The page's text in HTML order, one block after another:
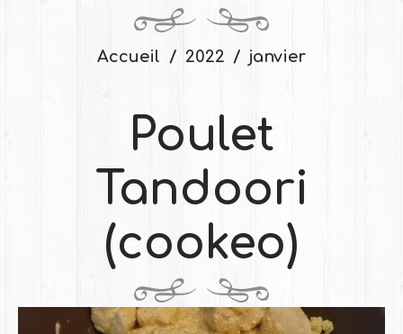
Accueil 2022 janvier
Poulet
Tandoori
(cookeo)